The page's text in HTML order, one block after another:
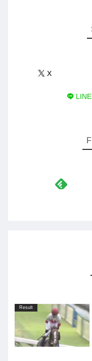
X
LINE
Result